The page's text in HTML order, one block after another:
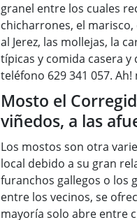
granel entre los cuales
chicharrones, el
al Jerez, las mollejas, la
típicas y comida casera
teléfono 629 341 057.
Mosto el
viñedos, a las
Los mostos son otra
local debido a su gran
furanchos gallegos o los
entre los vecinos, se
mayoría solo abre entre